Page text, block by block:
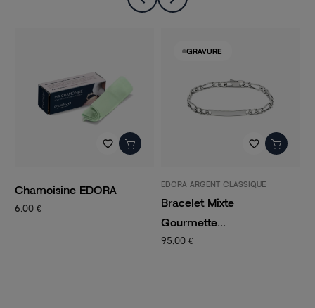
favorite_border
Chamoisine EDORA
6,00 €
GRAVURE
favorite_border
EDORA ARGENT CLASSIQUE
Bracelet Mixte
Gourmette...
95,00 €